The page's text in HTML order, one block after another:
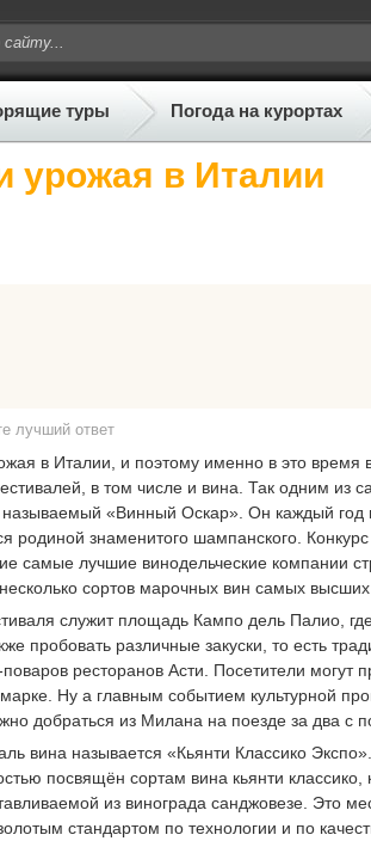
туры Погода на курортах
урожая в Италии
лучший ответ
в Италии, и поэтому именно в это время
в том числе и вина. Так одним из
«Винный Оскар». Он каждый год
родиной знаменитого шампанского.
самые лучшие винодельческие компании
сортов марочных вин самых высших
служит площадь Кампо дель Палио,
пробовать различные закуски, то есть
ресторанов Асти. Посетители могут
Ну а главным событием культурной
добраться из Милана на поезде за два с
вина называется «Кьянти Классико
посвящён сортам вина кьянти
из винограда санджовезе. Это
стандартом по технологии и по